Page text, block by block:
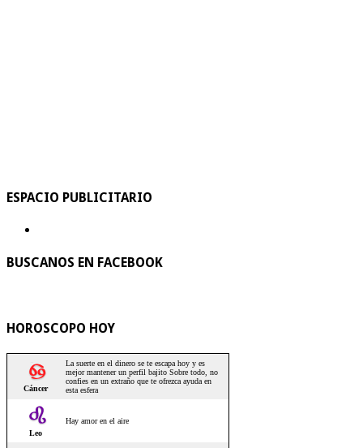
ESPACIO PUBLICITARIO
BUSCANOS EN FACEBOOK
HOROSCOPO HOY